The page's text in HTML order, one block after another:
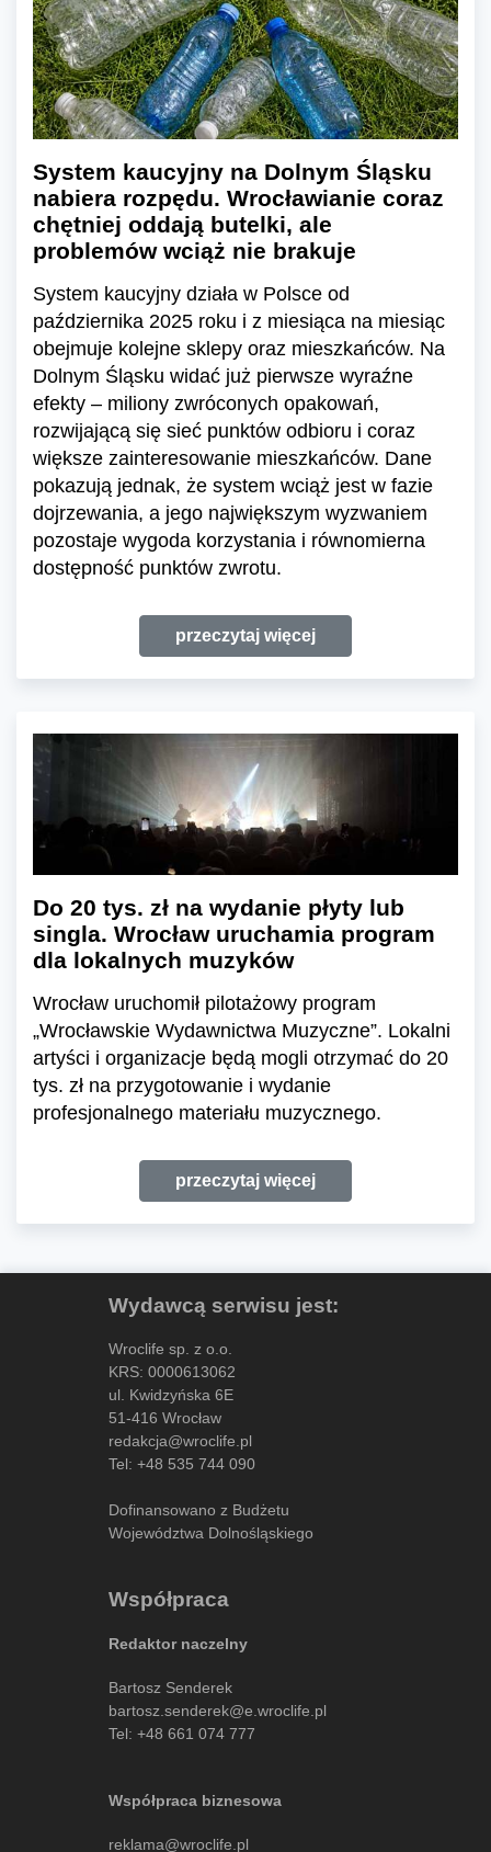
System kaucyjny na Dolnym Śląsku
nabiera rozpędu. Wrocławianie coraz
chętniej oddają butelki, ale
problemów wciąż nie brakuje
System kaucyjny działa w Polsce od
października 2025 roku i z miesiąca na miesiąc
obejmuje kolejne sklepy oraz mieszkańców. Na
Dolnym Śląsku widać już pierwsze wyraźne
efekty – miliony zwróconych opakowań,
rozwijającą się sieć punktów odbioru i coraz
większe zainteresowanie mieszkańców. Dane
pokazują jednak, że system wciąż jest w fazie
dojrzewania, a jego największym wyzwaniem
pozostaje wygoda korzystania i równomierna
dostępność punktów zwrotu.
przeczytaj więcej
Do 20 tys. zł na wydanie płyty lub
singla. Wrocław uruchamia program
dla lokalnych muzyków
Wrocław uruchomił pilotażowy program
„Wrocławskie Wydawnictwa Muzyczne”. Lokalni
artyści i organizacje będą mogli otrzymać do 20
tys. zł na przygotowanie i wydanie
profesjonalnego materiału muzycznego.
przeczytaj więcej
Wydawcą serwisu jest:
Wroclife sp. z o.o.
KRS: 0000613062
ul. Kwidzyńska 6E
51-416 Wrocław
redakcja@wroclife.pl
Tel: +48 535 744 090
Dofinansowano z Budżetu
Województwa Dolnośląskiego
Współpraca
Redaktor naczelny
Bartosz Senderek
bartosz.senderek@e.wroclife.pl
Tel: +48 661 074 777
Współpraca biznesowa
reklama@wroclife.pl